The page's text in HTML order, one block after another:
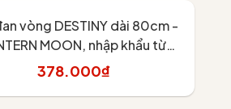
vòng DESTINY dài 80cm -
MOON, nhập khẩu từ
KnitPro
378.000₫